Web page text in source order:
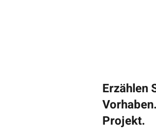
Erzählen
Projekt.